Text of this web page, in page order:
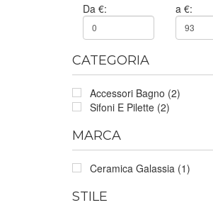
Da €: a €:
CATEGORIA
Accessori Bagno (2)
Sifoni E Pilette (2)
MARCA
Ceramica Galassia (1)
STILE